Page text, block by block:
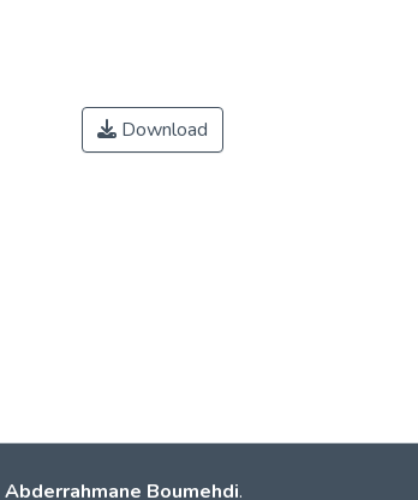
Download
Abderrahmane Boumehdi.